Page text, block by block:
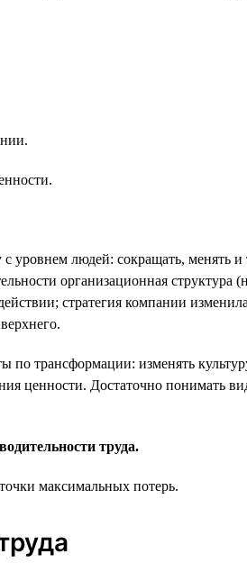
уровнем людей: сокращать, менять
организационная
стратегия компании
трансформации: изменять
ценности. Достаточно
труда.
максимальных потерь.